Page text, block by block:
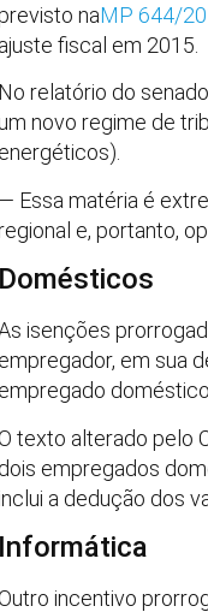
naMP 644/
ajuste fiscal em 2015.
No relatório do
novo regime de
energéticos).
— Essa matéria é
e, portanto,
Domésticos
isenções
empregador, em sua
empregado
texto alterado pelo
dois empregados
a dedução dos
Informática
incentivo